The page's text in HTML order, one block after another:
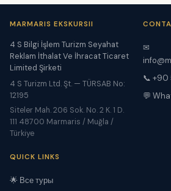
MARMARIS EKSKURSII
4 S Bilgi İşlem Turizm Seyahat
Reklam İthalat Ve İhracat Ticaret
Limited Şirketi
4 S Turizm Ltd. Şt. — TÜRSAB No:
12195
Siteler Mah. 206 Sok. No. 2 K. 1 D.
111 48700 Marmaris / Muğla /
Türkiye
✉
📞 +90
💬
QUICK LINKS
🌟 Все туры